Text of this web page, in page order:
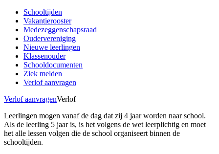
Schooltijden
Vakantierooster
Medezeggenschapsraad
Oudervereniging
Nieuwe leerlingen
Klassenouder
Schooldocumenten
Ziek melden
Verlof aanvragen
Verlof aanvragenVerlof
Leerlingen mogen vanaf de dag dat zij 4 jaar worden naar school.
Als de leerling 5 jaar is, is het volgens de wet leerplichtig en moet
het alle lessen volgen die de school organiseert binnen de
schooltijden.